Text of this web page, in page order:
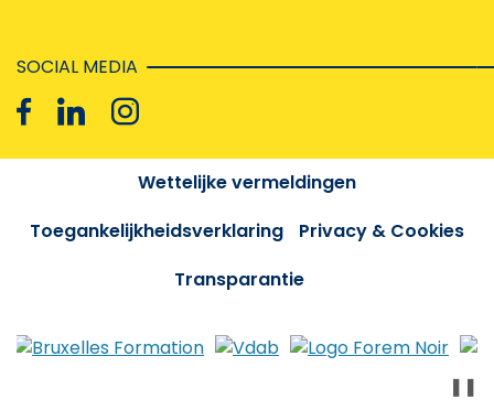
SOCIAL MEDIA
Wettelijke vermeldingen
Toegankelijkheidsverklaring
Privacy & Cookies
Transparantie
❚❚